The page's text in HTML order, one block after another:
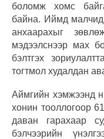
боломж хомс
байна. Иймд
анхаарахыг
мэдээлснээр мах
бэлтгэх
тогтмол худалдан
Аймгийн хэмжээнд
хонин тооллогоор
даван гарахаар
бэлчээрийн